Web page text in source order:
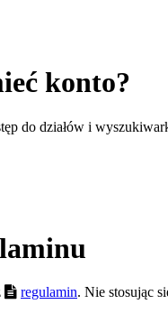
konto?
do działów i
regulamin. Nie stosując